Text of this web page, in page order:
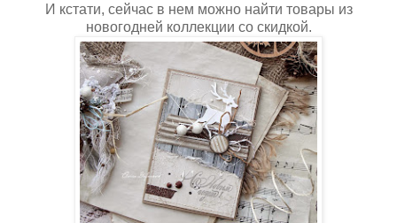
И кстати, сейчас в нем можно найти товары из
новогодней коллекции со скидкой.